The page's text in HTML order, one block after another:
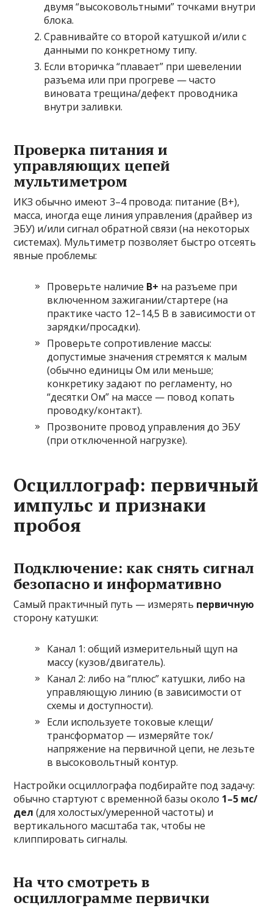
двумя “высоковольтными” точками внутри
блока.
Сравнивайте со второй катушкой и/или с
данными по конкретному типу.
Если вторичка “плавает” при шевелении
разъема или при прогреве — часто
виновата трещина/дефект проводника
внутри заливки.
Проверка питания и
управляющих цепей
мультиметром
ИКЗ обычно имеют 3–4 провода: питание (B+),
масса, иногда еще линия управления (драйвер из
ЭБУ) и/или сигнал обратной связи (на некоторых
системах). Мультиметр позволяет быстро отсеять
явные проблемы:
Проверьте наличие B+ на разъеме при
включенном зажигании/стартере (на
практике часто 12–14,5 В в зависимости от
зарядки/просадки).
Проверьте сопротивление массы:
допустимые значения стремятся к малым
(обычно единицы Ом или меньше;
конкретику задают по регламенту, но
“десятки Ом” на массе — повод копать
проводку/контакт).
Прозвоните провод управления до ЭБУ
(при отключенной нагрузке).
Осциллограф: первичный
импульс и признаки
пробоя
Подключение: как снять сигнал
безопасно и информативно
Самый практичный путь — измерять первичную
сторону катушки:
Канал 1: общий измерительный щуп на
массу (кузов/двигатель).
Канал 2: либо на “плюс” катушки, либо на
управляющую линию (в зависимости от
схемы и доступности).
Если используете токовые клещи/
трансформатор — измеряйте ток/
напряжение на первичной цепи, не лезьте
в высоковольтный контур.
Настройки осциллографа подбирайте под задачу:
обычно стартуют с временной базы около 1–5 мс/
дел (для холостых/умеренной частоты) и
вертикального масштаба так, чтобы не
клиппировать сигналы.
На что смотреть в
осциллограмме первички